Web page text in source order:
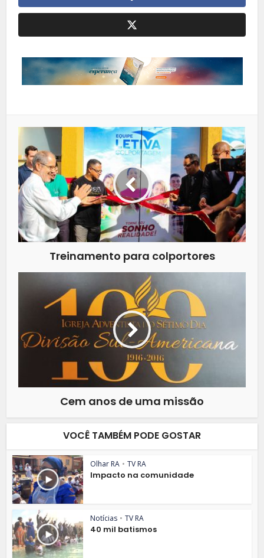
Treinamento para colportores
Cem anos de uma missão
VOCÊ TAMBÉM PODE GOSTAR
Olhar RA • TV RA
Impacto na comunidade
Notícias • TV RA
40 mil batismos